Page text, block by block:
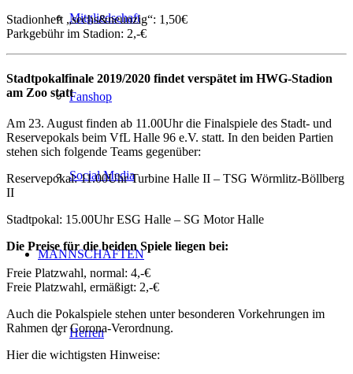
Mitgliedschaft
Fanshop
Social Media
MANNSCHAFTEN
Herren
Stadionheft „sechs&neunzig“: 1,50€
Parkgebühr im Stadion: 2,-€
Stadtpokalfinale 2019/2020 findet verspätet im HWG-Stadion
am Zoo statt
Am 23. August finden ab 11.00Uhr die Finalspiele des Stadt- und
Reservepokals beim VfL Halle 96 e.V. statt. In den beiden Partien
stehen sich folgende Teams gegenüber:
Reservepokal: 11.00Uhr Turbine Halle II – TSG Wörmlitz-Böllberg
II
Stadtpokal: 15.00Uhr ESG Halle – SG Motor Halle
Die Preise für die beiden Spiele liegen bei:
Freie Platzwahl, normal: 4,-€
Freie Platzwahl, ermäßigt: 2,-€
Auch die Pokalspiele stehen unter besonderen Vorkehrungen im
Rahmen der Corona-Verordnung.
Hier die wichtigsten Hinweise: